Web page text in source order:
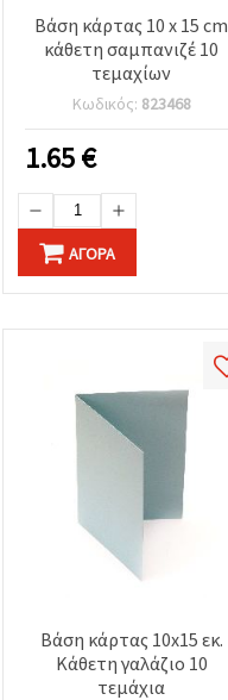
Βάση κάρτας 10 x 15 cm
κάθετη σαμπανιζέ 10
τεμαχίων
Κωδικός: 823468
1.65€
ΑΓΟΡΆ
Βάση κάρτας 10x15 εκ.
Κάθετη γαλάζιο 10
τεμάχια